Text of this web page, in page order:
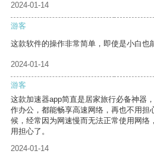
2024-01-14
游客
这款软件的操作非常简单，即使是小白也
2024-01-14
游客
这款加速器app简直是居家旅行必备神器
作办公，都能畅享高速网络，再也不用担
候，经常因为网速慢而无法正常使用网络
用担心了。
2024-01-14